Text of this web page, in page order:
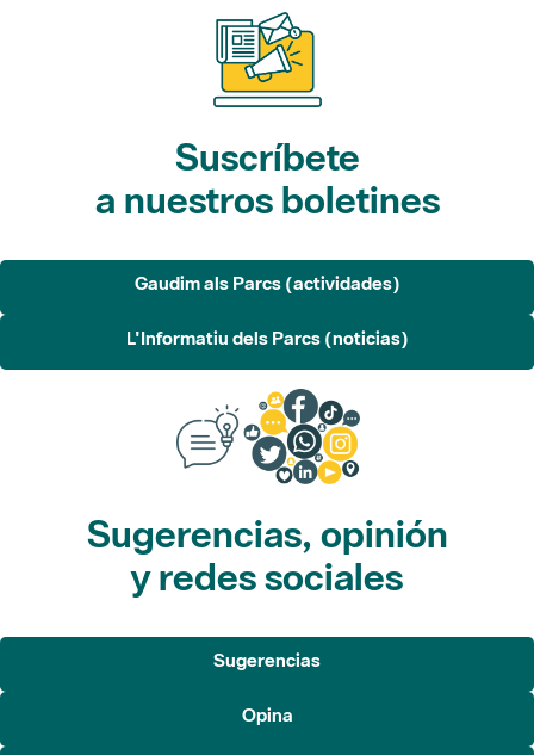
Suscríbete
a nuestros boletines
Gaudim als Parcs (actividades)
L'Informatiu dels Parcs (noticias)
Sugerencias, opinión
y redes sociales
Sugerencias
Opina